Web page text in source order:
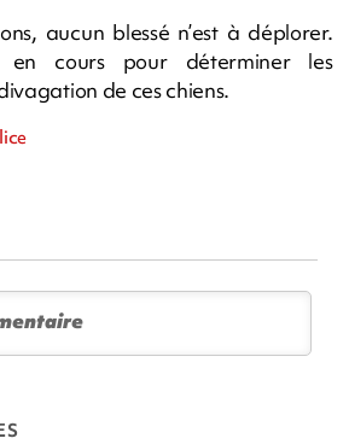
aucun blessé n’est à déplorer.
en cours pour déterminer les
de ces chiens.